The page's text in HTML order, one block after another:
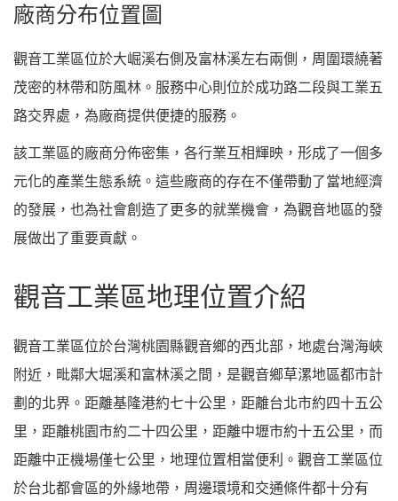
廠商分布位置圖
觀音工業區位於大崛溪右側及富林溪左右兩側，周圍環繞著
茂密的林帶和防風林。服務中心則位於成功路二段與工業五
路交界處，為廠商提供便捷的服務。
該工業區的廠商分佈密集，各行業互相輝映，形成了一個多
元化的產業生態系統。這些廠商的存在不僅帶動了當地經濟
的發展，也為社會創造了更多的就業機會，為觀音地區的發
展做出了重要貢獻。
觀音工業區地理位置介紹
觀音工業區位於台灣桃園縣觀音鄉的西北部，地處台灣海峽
附近，毗鄰大堀溪和富林溪之間，是觀音鄉草漯地區都市計
劃的北界。距離基隆港約七十公里，距離台北市約四十五公
里，距離桃園市約二十四公里，距離中壢市約十五公里，而
距離中正機場僅七公里，地理位置相當便利。觀音工業區位
於台北都會區的外緣地帶，周邊環境和交通條件都十分有